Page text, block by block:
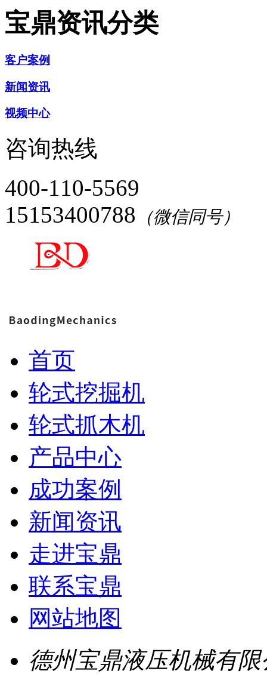
宝鼎资讯分类
客户案例
新闻资讯
视频中心
咨询热线
400-110-5569
15153400788 （微信同号）
首页
轮式挖掘机
轮式抓木机
产品中心
成功案例
新闻资讯
走进宝鼎
联系宝鼎
网站地图
德州宝鼎液压机械有